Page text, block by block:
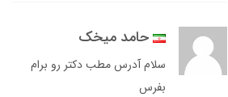
حامد میخک
سلام آدرس مطب دکتر رو برام
بفرس